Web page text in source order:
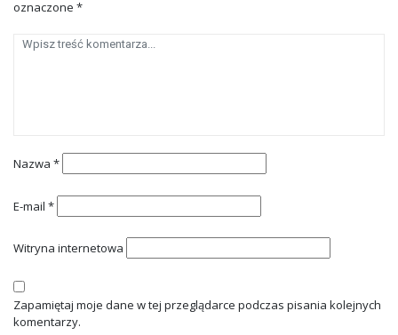
oznaczone *
Nazwa *
E-mail *
Witryna internetowa
Zapamiętaj moje dane w tej przeglądarce podczas pisania kolejnych
komentarzy.